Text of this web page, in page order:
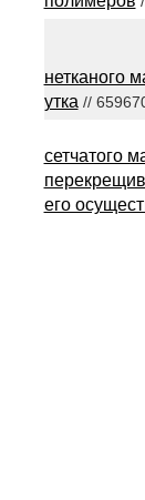
нетканого
утка//
сетчатого
его